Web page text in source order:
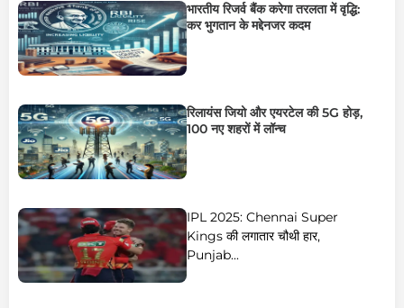
भारतीय रिजर्व बैंक करेगा तरलता में वृद्धि:
कर भुगतान के मद्देनजर कदम
रिलायंस जियो और एयरटेल की 5G होड़,
100 नए शहरों में लॉन्च
IPL 2025: Chennai Super
Kings की लगातार चौथी हार,
Punjab...